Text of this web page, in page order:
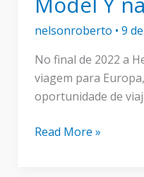
nelsonroberto • 9
No final de 2022 a
viagem para
oportunidade de
Alugamos
Read More »